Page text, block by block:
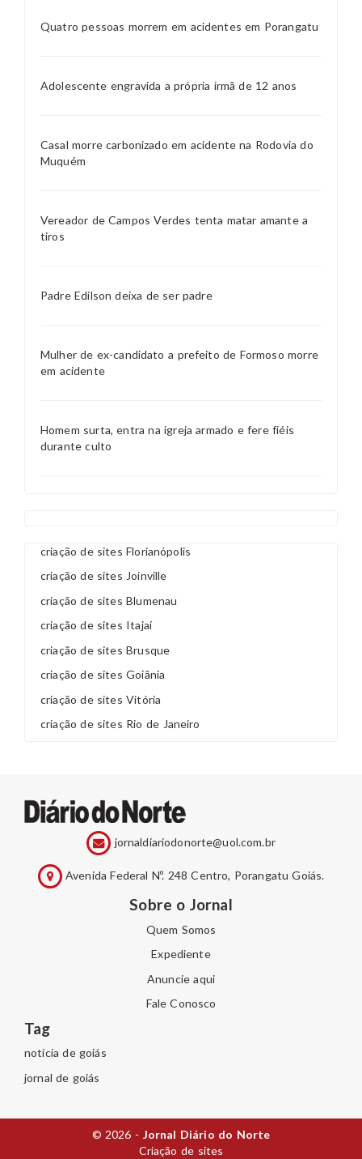
Quatro pessoas morrem em acidentes em Porangatu
Adolescente engravida a própria irmã de 12 anos
Casal morre carbonizado em acidente na Rodovia do
Muquém
Vereador de Campos Verdes tenta matar amante a
tiros
Padre Edilson deixa de ser padre
Mulher de ex-candidato a prefeito de Formoso morre
em acidente
Homem surta, entra na igreja armado e fere fiéis
durante culto
criação de sites Florianópolis
criação de sites Joinville
criação de sites Blumenau
criação de sites Itajaí
criação de sites Brusque
criação de sites Goiânia
criação de sites Vitória
criação de sites Rio de Janeiro
jornaldiariodonorte@uol.com.br
Avenida Federal Nº. 248 Centro, Porangatu Goiás.
Sobre o Jornal
Quem Somos
Expediente
Anuncie aqui
Fale Conosco
Tag
notícia de goiás
jornal de goiás
© 2026 - Jornal Diário do Norte
Criação de sites